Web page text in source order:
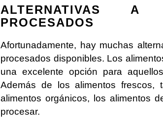
ALTERNATIVAS A
PROCESADOS
Afortunadamente, hay muchas
procesados disponibles. Los
una excelente opción para
Además de los alimentos frescos,
alimentos orgánicos, los alimentos
procesar.